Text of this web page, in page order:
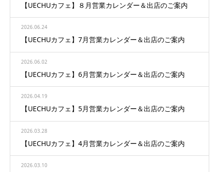
【UECHUカフェ】８月営業カレンダー＆出店のご案内
2026.06.24
【UECHUカフェ】7月営業カレンダー＆出店のご案内
2026.06.02
【UECHUカフェ】6月営業カレンダー＆出店のご案内
2026.04.19
【UECHUカフェ】5月営業カレンダー＆出店のご案内
2026.03.28
【UECHUカフェ】4月営業カレンダー＆出店のご案内
2026.03.10